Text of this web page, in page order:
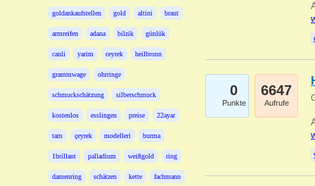
goldankaufstellen gold altini braut
armreifen adana bilzik günlük
canli yarim ceyrek heilbronn
grammwage ohrringe
schmuckschätzung silberschmuck
kostenlos esslingen preise 22ayar
tam çeyrek modelleri burma
1brillant palladium weißgold ring
damenring schätzen kette fachmann
0
Punkte
6647
Aufrufe